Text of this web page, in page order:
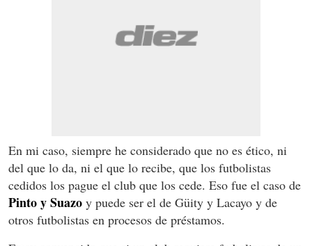
En mi caso, siempre he considerado que no es ético, ni
del que lo da, ni el que lo recibe, que los futbolistas
cedidos los pague el club que los cede. Eso fue el caso de
Pinto y Suazo y puede ser el de Güity y Lacayo y de
otros futbolistas en procesos de préstamos.